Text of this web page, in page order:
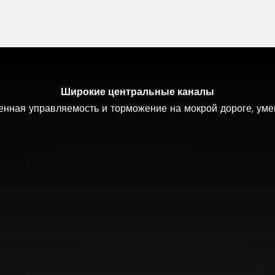
Широкие центральные каналы
управляемость и торможение на мокрой дороге,
Уменьшение риска аквапланирования
ламелей в контакт с дорожным полотном Низкий
благодаря новейшим материалам и